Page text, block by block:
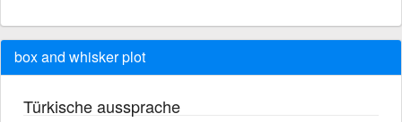
box and whisker plot
Türkische aussprache